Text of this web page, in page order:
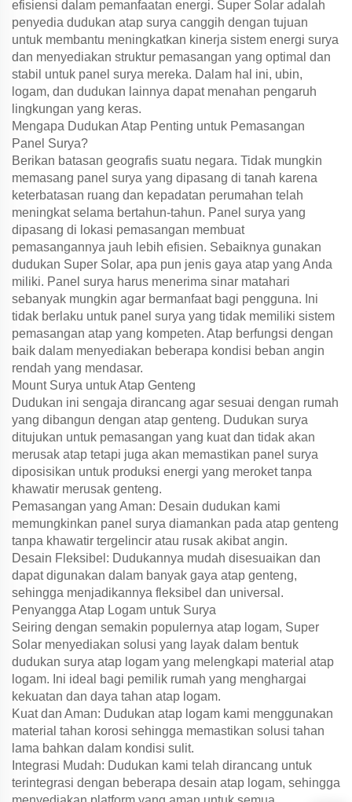
efisiensi dalam pemanfaatan energi. Super Solar adalah
penyedia dudukan atap surya canggih dengan tujuan
untuk membantu meningkatkan kinerja sistem energi surya
dan menyediakan struktur pemasangan yang optimal dan
stabil untuk panel surya mereka. Dalam hal ini, ubin,
logam, dan dudukan lainnya dapat menahan pengaruh
lingkungan yang keras.
Mengapa Dudukan Atap Penting untuk Pemasangan
Panel Surya?
Berikan batasan geografis suatu negara. Tidak mungkin
memasang panel surya yang dipasang di tanah karena
keterbatasan ruang dan kepadatan perumahan telah
meningkat selama bertahun-tahun. Panel surya yang
dipasang di lokasi pemasangan membuat
pemasangannya jauh lebih efisien. Sebaiknya gunakan
dudukan Super Solar, apa pun jenis gaya atap yang Anda
miliki. Panel surya harus menerima sinar matahari
sebanyak mungkin agar bermanfaat bagi pengguna. Ini
tidak berlaku untuk panel surya yang tidak memiliki sistem
pemasangan atap yang kompeten. Atap berfungsi dengan
baik dalam menyediakan beberapa kondisi beban angin
rendah yang mendasar.
Mount Surya untuk Atap Genteng
Dudukan ini sengaja dirancang agar sesuai dengan rumah
yang dibangun dengan atap genteng. Dudukan surya
ditujukan untuk pemasangan yang kuat dan tidak akan
merusak atap tetapi juga akan memastikan panel surya
diposisikan untuk produksi energi yang meroket tanpa
khawatir merusak genteng.
Pemasangan yang Aman: Desain dudukan kami
memungkinkan panel surya diamankan pada atap genteng
tanpa khawatir tergelincir atau rusak akibat angin.
Desain Fleksibel: Dudukannya mudah disesuaikan dan
dapat digunakan dalam banyak gaya atap genteng,
sehingga menjadikannya fleksibel dan universal.
Penyangga Atap Logam untuk Surya
Seiring dengan semakin populernya atap logam, Super
Solar menyediakan solusi yang layak dalam bentuk
dudukan surya atap logam yang melengkapi material atap
logam. Ini ideal bagi pemilik rumah yang menghargai
kekuatan dan daya tahan atap logam.
Kuat dan Aman: Dudukan atap logam kami menggunakan
material tahan korosi sehingga memastikan solusi tahan
lama bahkan dalam kondisi sulit.
Integrasi Mudah: Dudukan kami telah dirancang untuk
terintegrasi dengan beberapa desain atap logam, sehingga